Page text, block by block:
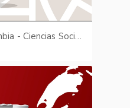
Aula Virtual de Colombia - Ciencias Sociales - Didactización